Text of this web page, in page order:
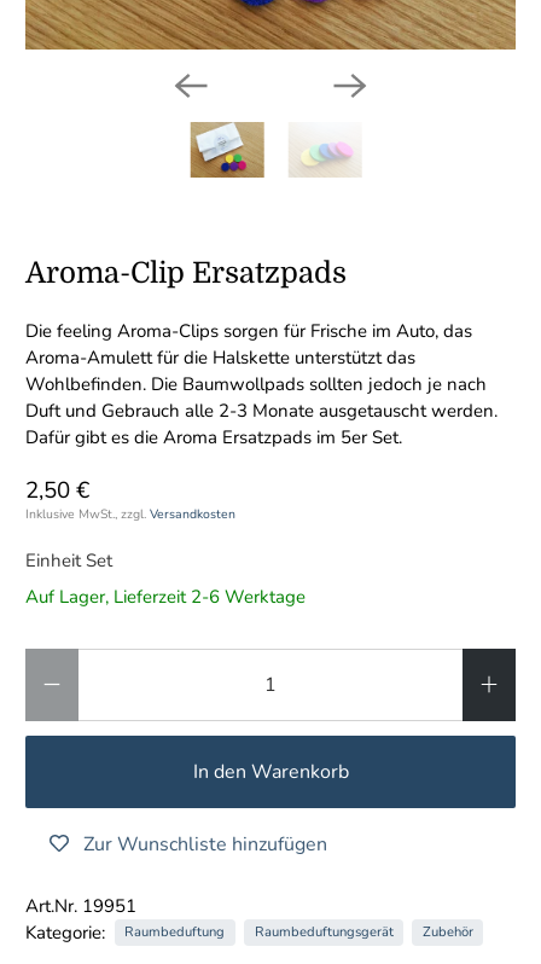
Aroma-Clip Ersatzpads
Die feeling Aroma-Clips sorgen für Frische im Auto, das
Aroma-Amulett für die Halskette unterstützt das
Wohlbefinden. Die Baumwollpads sollten jedoch je nach
Duft und Gebrauch alle 2-3 Monate ausgetauscht werden.
Dafür gibt es die Aroma Ersatzpads im 5er Set.
2,50 €
Inklusive MwSt., zzgl.Versandkosten
Einheit Set
Auf Lager, Lieferzeit 2-6 Werktage
In den Warenkorb
Zur Wunschliste hinzufügen
Art.Nr. 19951
Kategorie:
Raumbeduftung Raumbeduftungsgerät Zubehör